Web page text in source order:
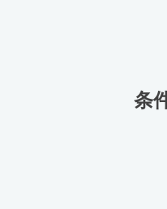
条